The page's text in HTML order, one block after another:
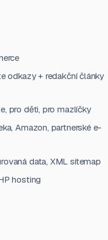
odkazy + redakční články
pro děti, pro mazlíčky
Amazon, partnerské e-
data, XML sitemap
hosting